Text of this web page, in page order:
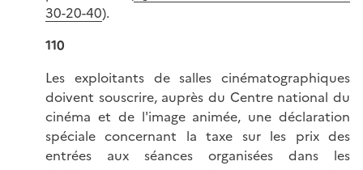
30-20-40).
110
Les exploitants de salles cinématographiques
doivent souscrire, auprès du Centre national du
cinéma et de l'image animée, une déclaration
spéciale concernant la taxe sur les prix des
entrées aux séances organisées dans les